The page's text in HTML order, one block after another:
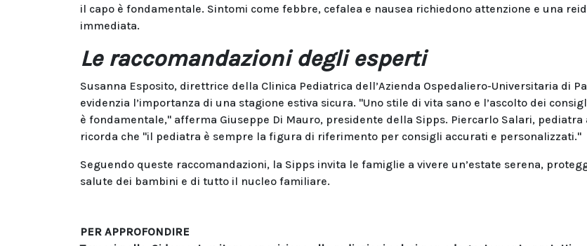
il capo è fondamentale. Sintomi come febbre, cefalea e nausea richiedono attenzione e una
immediata.
Le raccomandazioni degli esperti
Susanna Esposito, direttrice della Clinica Pediatrica dell’Azienda Ospedaliero-Universitaria di
evidenzia l’importanza di una stagione estiva sicura. "Uno stile di vita sano e l’ascolto dei
è fondamentale," afferma Giuseppe Di Mauro, presidente della Sipps. Piercarlo Salari, pediatra
ricorda che "il pediatra è sempre la figura di riferimento per consigli accurati e personalizzati."
Seguendo queste raccomandazioni, la Sipps invita le famiglie a vivere un’estate serena,
salute dei bambini e di tutto il nucleo familiare.
PER APPROFONDIRE